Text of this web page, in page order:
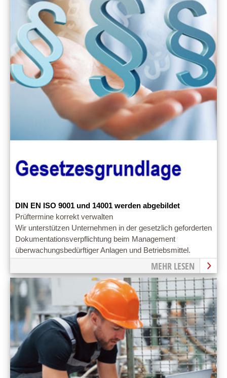
DIN EN ISO 9001 und 14001 werden abgebildet
Prüftermine korrekt verwalten
Wir unterstützen Unternehmen in der gesetzlich geforderten
Dokumentationsverpflichtung beim Management
überwachungsbedürftiger Anlagen und Betriebsmittel.
MEHR LESEN